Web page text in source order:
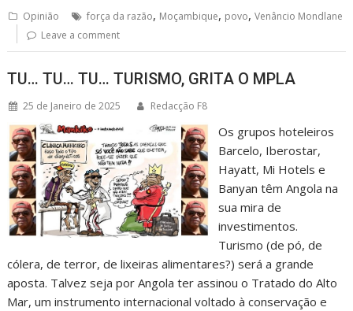
Opinião força da razão, Moçambique, povo,Venâncio Mondlane
Leave a comment
TU… TU… TU… TURISMO, GRITA O MPLA
25 de Janeiro de 2025 Redacção F8
Os grupos hoteleiros
Barcelo, Iberostar,
Hayatt, Mi Hotels e
Banyan têm Angola na
sua mira de
investimentos.
Turismo (de pó, de
cólera, de terror, de lixeiras alimentares?) será a grande
aposta. Talvez seja por Angola ter assinou o Tratado do Alto
Mar, um instrumento internacional voltado à conservação e